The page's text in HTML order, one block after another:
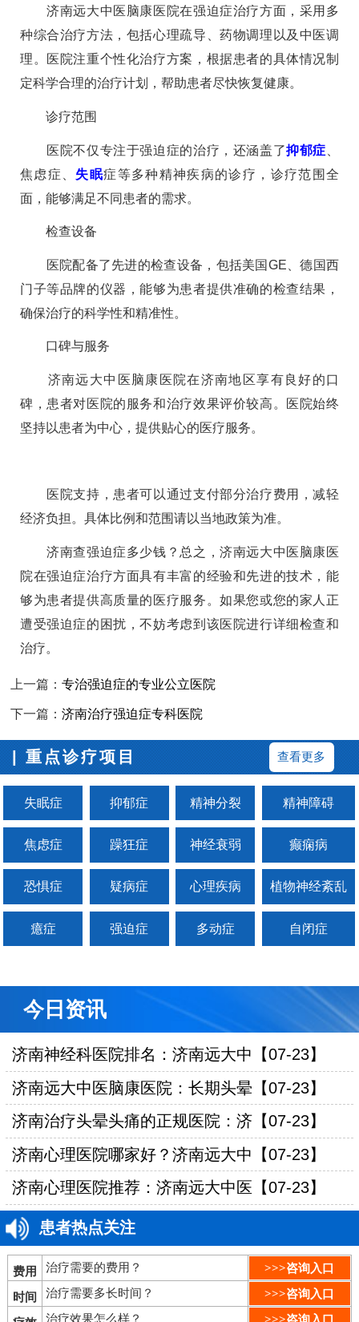
济南远大中医脑康医院在强迫症治疗方面，采用多
种综合治疗方法，包括心理疏导、药物调理以及中医调
理。医院注重个性化治疗方案，根据患者的具体情况制
定科学合理的治疗计划，帮助患者尽快恢复健康。
诊疗范围
医院不仅专注于强迫症的治疗，还涵盖了抑郁症
焦虑症、 失眠症等多种精神疾病的诊疗，诊疗范围全
面，能够满足不同患者的需求。
检查设备
医院配备了先进的检查设备，包括美国GE、德国西
门子等品牌的仪器，能够为患者提供准确的检查结果，
确保治疗的科学性和精准性。
口碑与服务
济南远大中医脑康医院在济南地区享有良好的口
碑，患者对医院的服务和治疗效果评价较高。医院始终
坚持以患者为中心，提供贴心的医疗服务。
医院支持，患者可以通过支付部分治疗费用，减轻
经济负担。具体比例和范围请以当地政策为准。
济南查强迫症多少钱？总之，济南远大中医脑康医
院在强迫症治疗方面具有丰富的经验和先进的技术，能
够为患者提供高质量的医疗服务。如果您或您的家人正
遭受强迫症的困扰，不妨考虑到该医院进行详细检查和
治疗。
上一篇：专治强迫症的专业公立医院
下一篇：济南治疗强迫症专科医院
| 重点诊疗项目 查看更多
失眠症 抑郁症 精神分裂 精神障碍
焦虑症 躁狂症 神经衰弱 癫痫病
恐惧症 疑病症 心理疾病 植物神经紊乱
癔症 强迫症 多动症 自闭症
今日资讯
济南神经科医院排名：济南远大中【07-23】
济南远大中医脑康医院：长期头晕【07-23】
济南治疗头晕头痛的正规医院：济【07-23】
济南心理医院哪家好？济南远大中【07-23】
济南心理医院推荐：济南远大中医【07-23】
患者热点关注
费用 治疗需要的费用？ >>>咨询入口
时间 治疗需要多长时间？ >>>咨询入口
治疗效果怎么样？